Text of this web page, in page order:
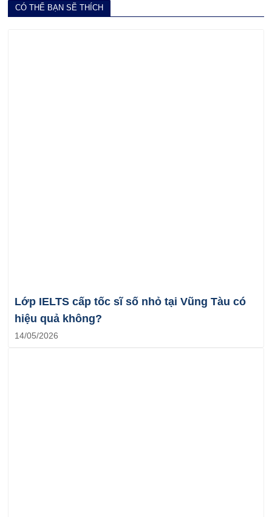
CÓ THỂ BẠN SẼ THÍCH
Lớp IELTS cấp tốc sĩ số nhỏ tại Vũng Tàu có
hiệu quả không?
14/05/2026